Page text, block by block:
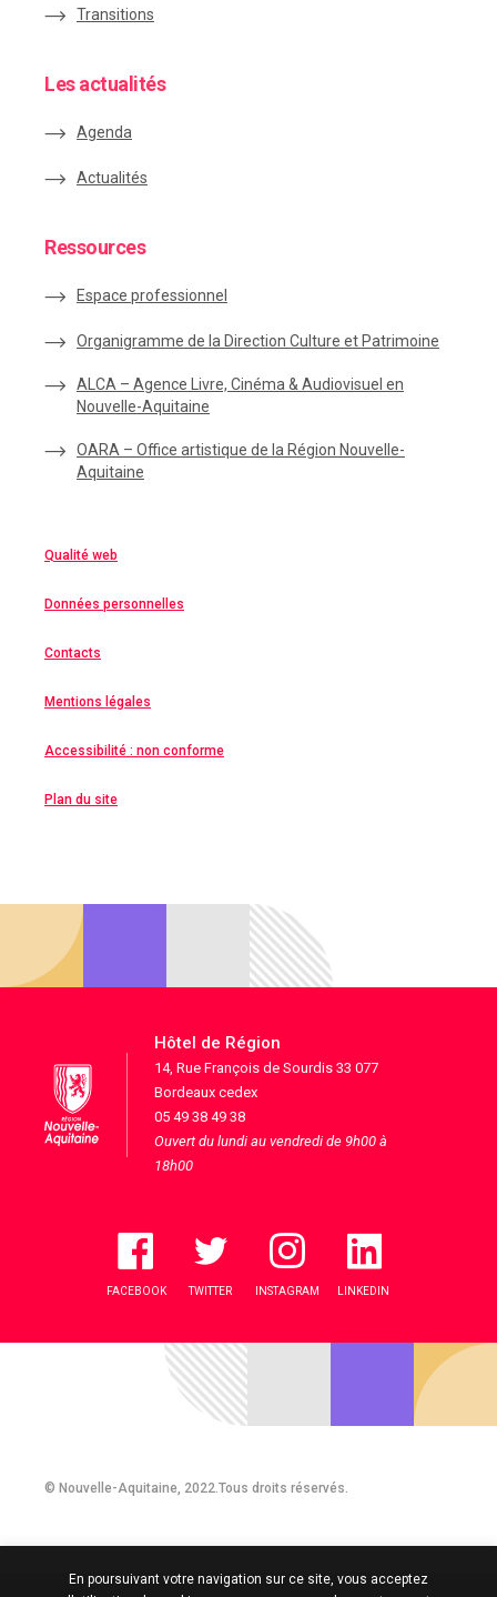
Transitions
Les actualités
Agenda
Actualités
Ressources
Espace professionnel
Organigramme de la Direction Culture et Patrimoine
ALCA – Agence Livre, Cinéma & Audiovisuel en
Nouvelle-Aquitaine
OARA – Office artistique de la Région Nouvelle-
Aquitaine
Qualité web
Données personnelles
Contacts
Mentions légales
Accessibilité : non conforme
Plan du site
Hôtel de Région
14, Rue François de Sourdis 33 077
Bordeaux cedex
05 49 38 49 38
Ouvert du lundi au vendredi de 9h00 à
18h00
FACEBOOK TWITTER INSTAGRAM LINKEDIN
© Nouvelle-Aquitaine, 2022.Tous droits réservés.
En poursuivant votre navigation sur ce site, vous acceptez